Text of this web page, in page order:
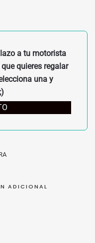
a tu motorista
quieres regalar
una y
ADICIONAL